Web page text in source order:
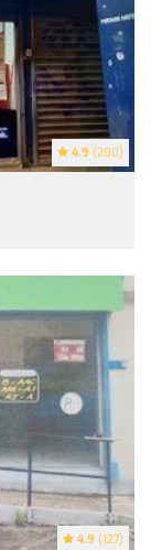
4.9 (200)
4.9 (127)